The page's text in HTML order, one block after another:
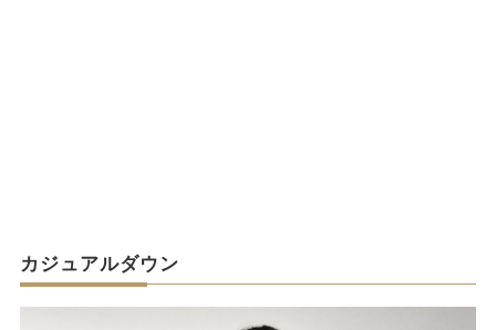
カジュアルダウン